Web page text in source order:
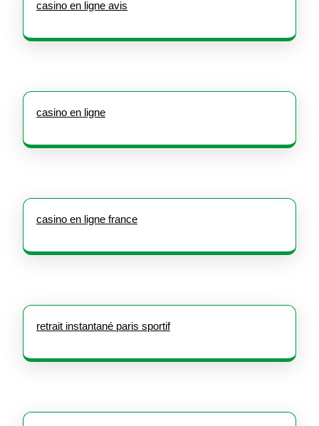
casino en ligne avis
casino en ligne
casino en ligne france
retrait instantané paris sportif